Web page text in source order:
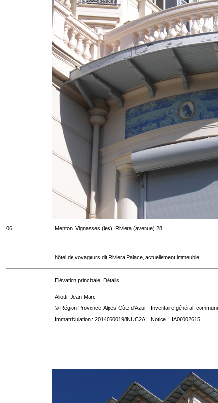
06 Menton. Vignasses (les). Riviera (avenue) 28
hôtel de voyageurs dit Riviera Palace, actuellement immeuble
Elévation principale. Détails.
Aliotti, Jean-Marc
© Région Provence-Alpes-Côte d'Azur - Inventaire général.
Immatriculation : 20140600198NUC2A Notice : IA06002615